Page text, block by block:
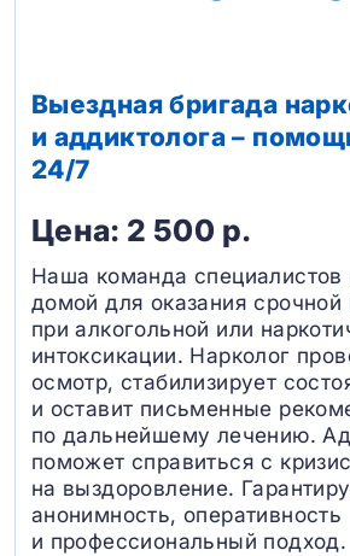
Выездная бригада
и аддиктолога –
24/7
Цена: 2 500 р.
Наша команда специалистов
домой для оказания
при алкогольной или
интоксикации. Нарколог
осмотр, стабилизирует
и оставит письменные
по дальнейшему лечению.
поможет справиться с
на выздоровление.
анонимность, оперативность
и профессиональный подход.